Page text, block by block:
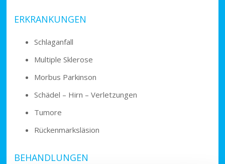
Angemeldet bleiben
ERKRANKUNGEN
Schlaganfall
Multiple Sklerose
Morbus Parkinson
Schädel – Hirn – Verletzungen
Tumore
Rückenmarksläsion
BEHANDLUNGEN